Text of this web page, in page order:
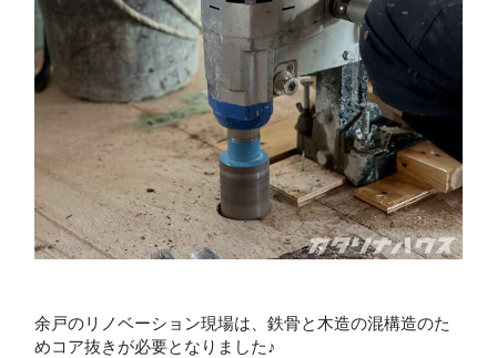
余戸のリノベーション現場は、鉄骨と木造の混構造のた
めコア抜きが必要となりました♪